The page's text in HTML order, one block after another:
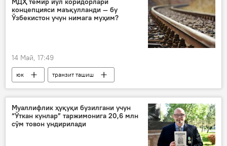
Донецк халқ республикаси (ДХР)
концепцияси маъқулланди — бу
Ўзбекистон учун нимага муҳим?
14 Май, 17:49
юк
транзит ташиш
“Хитой-Қирғизистон-Ўзбекистон” темир йўли
ҳамкорлик
Жамият
Муаллифлик ҳуқуқи бузилгани учун
“Ўткан кунлар” таржимонига 20,6 млн
сўм товон ундирилади